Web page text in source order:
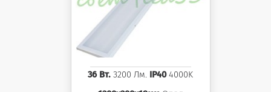
36 Вт. 3200 Лм. IP404000K